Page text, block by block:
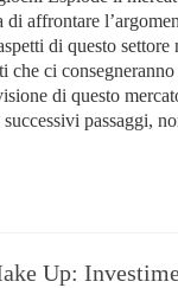
affrontare
di questo settore
che ci
di questo
passaggi,
Up: